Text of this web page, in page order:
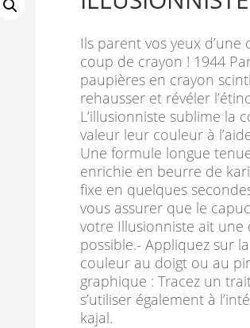
Ils parent vos yeux
coup de crayon ! 1944
paupières en crayon
rehausser et révéler
L’illusionniste sublime la
valeur leur couleur à
Une formule longue
enrichie en beurre de
fixe en quelques
vous assurer que le
votre Illusionniste ait une
possible.- Appliquez sur
couleur au doigt ou au
graphique : Tracez un
s’utiliser également à
kajal.